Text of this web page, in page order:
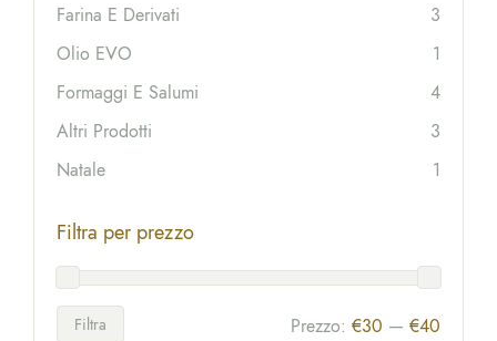
Farina E Derivati
3
Olio EVO
1
Formaggi E Salumi
4
Altri Prodotti
3
Natale
1
Filtra per prezzo
Filtra Prezzo: €30 — €40